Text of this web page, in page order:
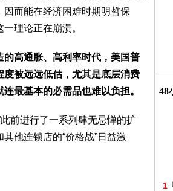
因而能在经济困难时期明哲保
理论正在崩溃。
的高通胀、高利率时代，美国普
度被远远低估，尤其是底层消费
最基本的必需品也难以负担。
前进行了一系列肆无忌惮的扩
他连锁店的“价格战”日益激
48
1